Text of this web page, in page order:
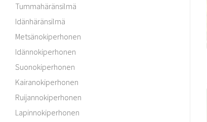
Tummahäränsilmä
Idänhäränsilmä
Metsänokiperhonen
Idännokiperhonen
Suonokiperhonen
Kairanokiperhonen
Ruijannokiperhonen
Lapinnokiperhonen